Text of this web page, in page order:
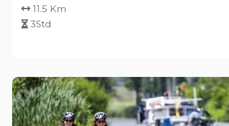
11.5 Km
3Std